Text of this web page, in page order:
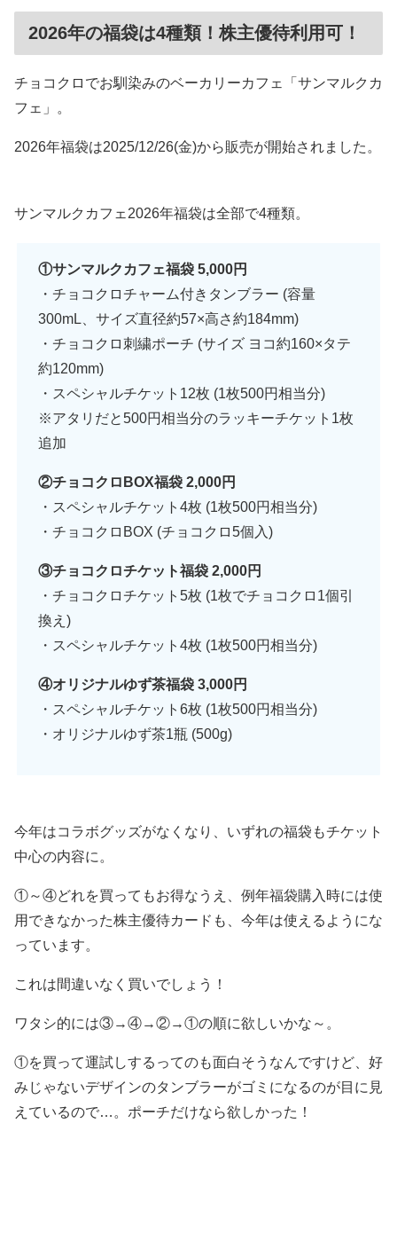
2026年の福袋は4種類！株主優待利用可！
チョコクロでお馴染みのベーカリーカフェ「サンマルクカ
フェ」。
2026年福袋は2025/12/26(金)から販売が開始されました。
サンマルクカフェ2026年福袋は全部で4種類。
①サンマルクカフェ福袋 5,000円
・チョコクロチャーム付きタンブラー (容量
300mL、サイズ直径約57×高さ約184mm)
・チョコクロ刺繍ポーチ (サイズ ヨコ約160×タテ
約120mm)
・スペシャルチケット12枚 (1枚500円相当分)
※アタリだと500円相当分のラッキーチケット1枚
追加
②チョコクロBOX福袋 2,000円
・スペシャルチケット4枚 (1枚500円相当分)
・チョコクロBOX (チョコクロ5個入)
③チョコクロチケット福袋 2,000円
・チョコクロチケット5枚 (1枚でチョコクロ1個引
換え)
・スペシャルチケット4枚 (1枚500円相当分)
④オリジナルゆず茶福袋 3,000円
・スペシャルチケット6枚 (1枚500円相当分)
・オリジナルゆず茶1瓶 (500g)
今年はコラボグッズがなくなり、いずれの福袋もチケット
中心の内容に。
①～④どれを買ってもお得なうえ、例年福袋購入時には使
用できなかった株主優待カードも、今年は使えるようにな
っています。
これは間違いなく買いでしょう！
ワタシ的には③→④→②→①の順に欲しいかな～。
①を買って運試しするってのも面白そうなんですけど、好
みじゃないデザインのタンブラーがゴミになるのが目に見
えているので…。ポーチだけなら欲しかった！